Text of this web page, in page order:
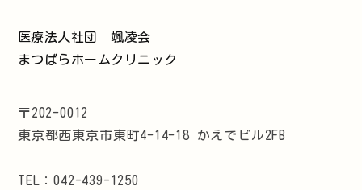
医療法人社団 颯凌会
まつばらホームクリニック
〒202-0012
東京都西東京市東町4-14-18 かえでビル2FB
TEL：042-439-1250